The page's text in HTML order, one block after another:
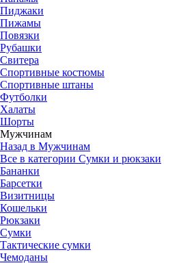
Пиджаки
Пижамы
Повязки
Рубашки
Свитера
Спортивные костюмы
Спортивные штаны
Футболки
Халаты
Шорты
Мужчинам
Назад в Мужчинам
Все в категории Сумки и рюкзаки
Бананки
Барсетки
Визитницы
Кошельки
Рюкзаки
Сумки
Тактические сумки
Чемоданы